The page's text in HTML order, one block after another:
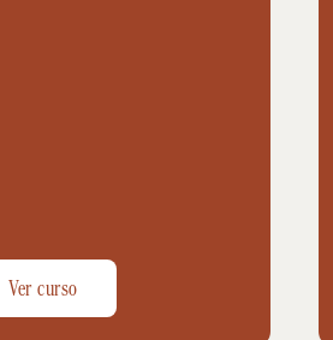
Ver curso